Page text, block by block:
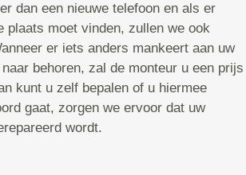
dan een nieuwe telefoon en als er
plaats moet vinden, zullen we ook
er iets anders mankeert aan uw
behoren, zal de monteur u een prijs
kunt u zelf bepalen of u hiermee
gaat, zorgen we ervoor dat uw
wordt.